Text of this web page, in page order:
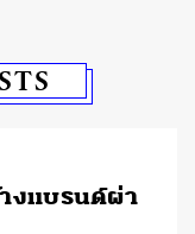
งแบรนด์ผ่า